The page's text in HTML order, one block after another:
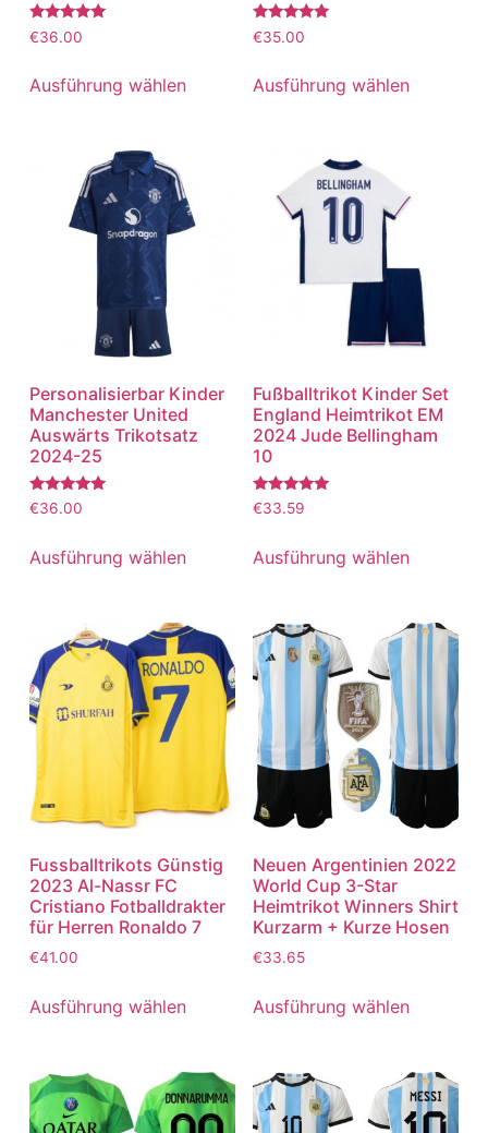
Bewertet
mit
von 5
€36.00
Ausführung wählen
Bewertet
mit
von 5
€35.00
Ausführung wählen
Personalisierbar Kinder
Manchester United
Auswärts Trikotsatz
2024-25
Bewertet
mit
von 5
€36.00
Ausführung wählen
Fußballtrikot Kinder Set
England Heimtrikot EM
2024 Jude Bellingham
10
Bewertet
mit
von 5
€33.59
Ausführung wählen
Fussballtrikots Günstig
2023 Al-Nassr FC
Cristiano Fotballdrakter
für Herren Ronaldo 7
€41.00
Ausführung wählen
Neuen Argentinien 2022
World Cup 3-Star
Heimtrikot Winners Shirt
Kurzarm + Kurze Hosen
€33.65
Ausführung wählen